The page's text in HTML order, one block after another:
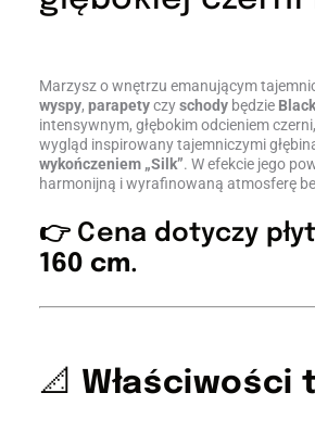
Marzysz o wnętrzu emanującym
wyspy, parapetyczyschody będzie
intensywnym, głębokim odcieniem
wygląd inspirowany tajemniczymi
wykończeniem „Silk”. W efekcie jego
harmonijną i wyrafinowaną atmosferę
👉 Cena dotyczy
160 cm.
📐 Właściwości